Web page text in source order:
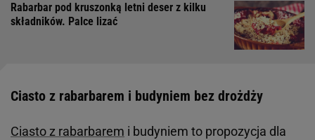
Rabarbar pod kruszonką letni deser z kilku
składników. Palce lizać
Ciasto z rabarbarem i budyniem bez drożdży
Ciasto z rabarbarem i budyniem to propozycja dla